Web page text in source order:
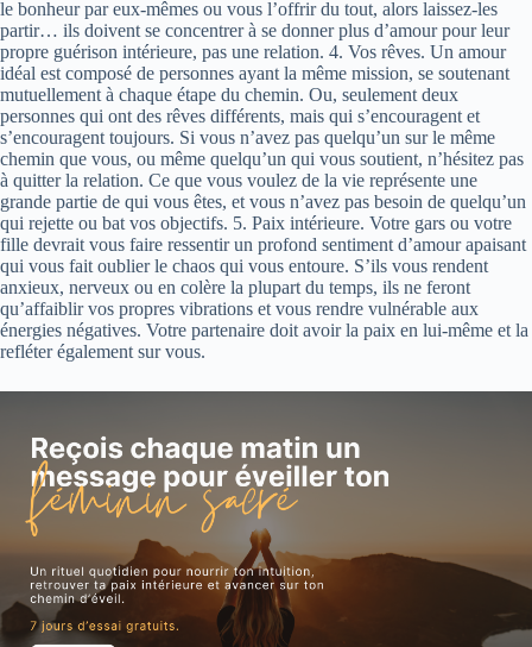
le bonheur par eux-mêmes ou vous l’offrir du tout, alors laissez-les
partir… ils doivent se concentrer à se donner plus d’amour pour leur
propre guérison intérieure, pas une relation. 4. Vos rêves. Un amour
idéal est composé de personnes ayant la même mission, se soutenant
mutuellement à chaque étape du chemin. Ou, seulement deux
personnes qui ont des rêves différents, mais qui s’encouragent et
s’encouragent toujours. Si vous n’avez pas quelqu’un sur le même
chemin que vous, ou même quelqu’un qui vous soutient, n’hésitez pas
à quitter la relation. Ce que vous voulez de la vie représente une
grande partie de qui vous êtes, et vous n’avez pas besoin de quelqu’un
qui rejette ou bat vos objectifs. 5. Paix intérieure. Votre gars ou votre
fille devrait vous faire ressentir un profond sentiment d’amour apaisant
qui vous fait oublier le chaos qui vous entoure. S’ils vous rendent
anxieux, nerveux ou en colère la plupart du temps, ils ne feront
qu’affaiblir vos propres vibrations et vous rendre vulnérable aux
énergies négatives. Votre partenaire doit avoir la paix en lui-même et la
refléter également sur vous.